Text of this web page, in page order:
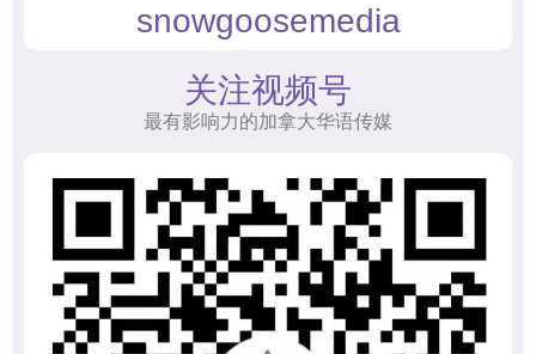
snowgoosemedia
关注视频号
最有影响力的加拿大华语传媒